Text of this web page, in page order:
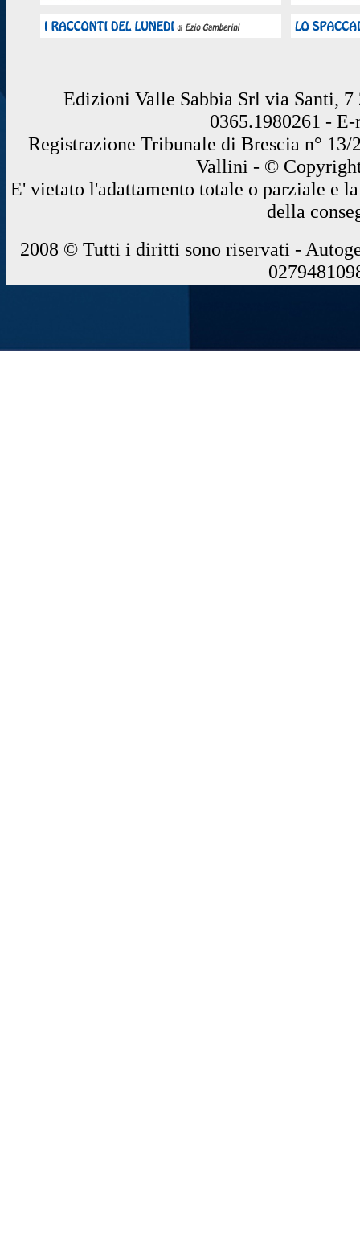
Edizioni Valle Sabbia Srl via Santi, 7
0365.1980261 -
Registrazione Tribunale di Brescia n°
Vallini - ©
E' vietato l'adattamento totale o parziale e
della
2008 © Tutti i diritti sono riservati -